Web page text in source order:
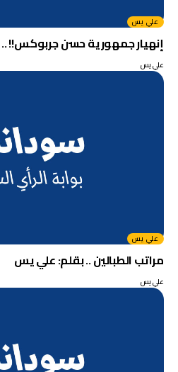
علي يس
إنهيار جمهورية حسن جربوكس!!
علي يس
علي يس
مراتب الطبالين .. بقلم: علي يس
علي يس